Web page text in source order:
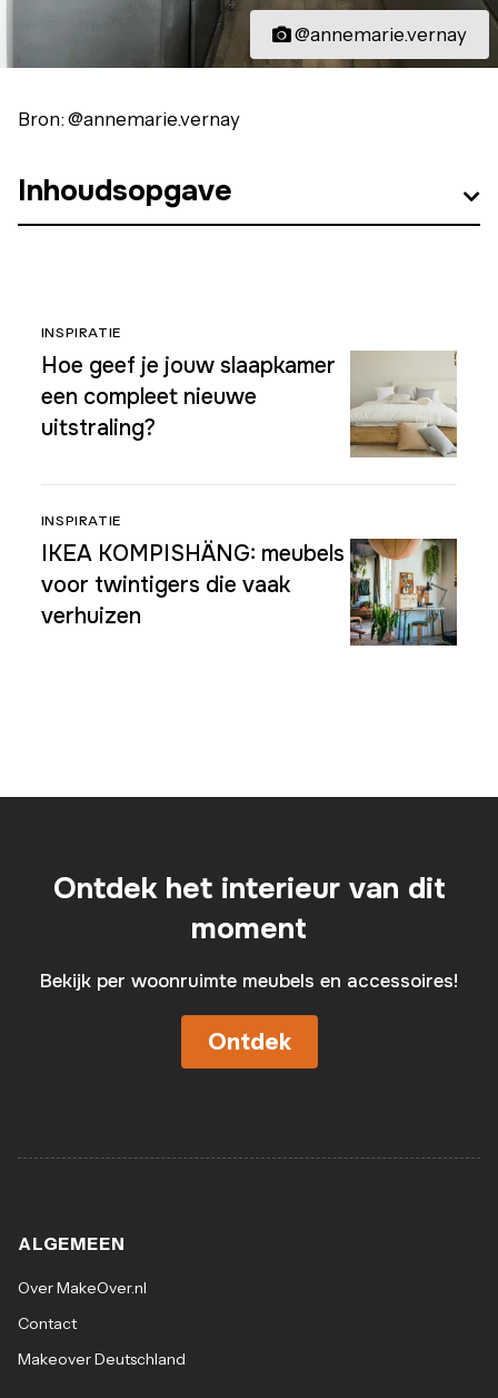
@annemarie.vernay
Bron: @annemarie.vernay
Inhoudsopgave
INSPIRATIE
Hoe geef je jouw slaapkamer
een compleet nieuwe
uitstraling?
INSPIRATIE
IKEA KOMPISHÄNG: meubels
voor twintigers die vaak
verhuizen
Ontdek het interieur van dit
moment
Bekijk per woonruimte meubels en accessoires!
Ontdek
ALGEMEEN
Over MakeOver.nl
Contact
Makeover Deutschland